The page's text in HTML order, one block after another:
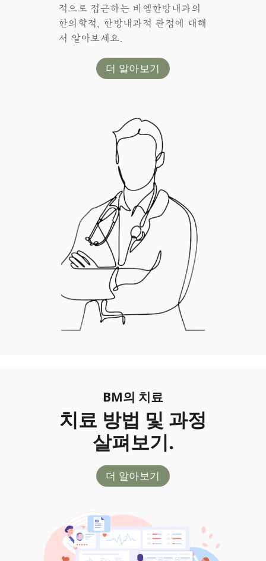
적으로 접근하는 비엠한방내과의
한의학적, 한방내과적 관점에 대해
서 알아보세요.
더 알아보기
BM의 치료
치료 방법 및 과정
살펴보기.
더 알아보기